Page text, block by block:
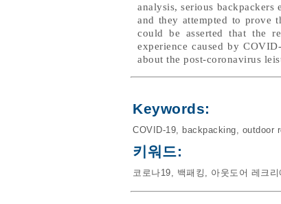
analysis, serious
and they attempted to prove
could be asserted that the
experience caused by
about the post-coronavirus
Keywords:
COVID-19, backpacking, outdoor
키워드:
코로나19, 백패킹 , 아웃도어 레크리